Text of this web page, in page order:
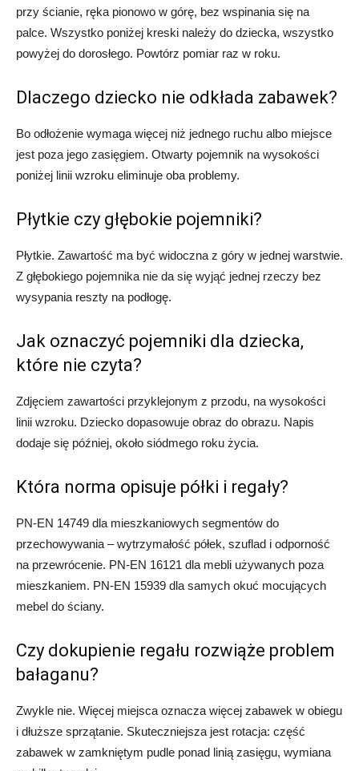
przy ścianie, ręka pionowo w górę, bez wspinania się na
palce. Wszystko poniżej kreski należy do dziecka, wszystko
powyżej do dorosłego. Powtórz pomiar raz w roku.
Dlaczego dziecko nie odkłada zabawek?
Bo odłożenie wymaga więcej niż jednego ruchu albo miejsce
jest poza jego zasięgiem. Otwarty pojemnik na wysokości
poniżej linii wzroku eliminuje oba problemy.
Płytkie czy głębokie pojemniki?
Płytkie. Zawartość ma być widoczna z góry w jednej warstwie.
Z głębokiego pojemnika nie da się wyjąć jednej rzeczy bez
wysypania reszty na podłogę.
Jak oznaczyć pojemniki dla dziecka,
które nie czyta?
Zdjęciem zawartości przyklejonym z przodu, na wysokości
linii wzroku. Dziecko dopasowuje obraz do obrazu. Napis
dodaje się później, około siódmego roku życia.
Która norma opisuje półki i regały?
PN-EN 14749 dla mieszkaniowych segmentów do
przechowywania – wytrzymałość półek, szuflad i odporność
na przewrócenie. PN-EN 16121 dla mebli używanych poza
mieszkaniem. PN-EN 15939 dla samych okuć mocujących
mebel do ściany.
Czy dokupienie regału rozwiąże problem
bałaganu?
Zwykle nie. Więcej miejsca oznacza więcej zabawek w obiegu
i dłuższe sprzątanie. Skuteczniejsza jest rotacja: część
zabawek w zamkniętym pudle ponad linią zasięgu, wymiana